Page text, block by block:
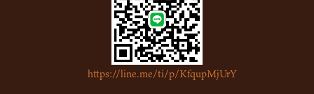
2023年1月(7)
2022年12月(15)
2022年11月(16)
2022年10月(6)
https://line.me/ti/p/KfqupMjUrY